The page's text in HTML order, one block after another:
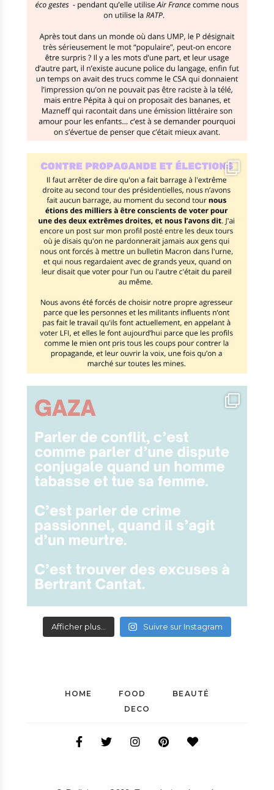
Afficher plus... Suivre sur Instagram
HOME FOOD
BEAUTÉ
DECO